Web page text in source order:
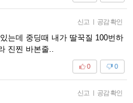
신고 | 공감 확인
는데 중딩때 내가 딸꾹질 100번하
진찐 바본줄..
0
0
신고 | 공감 확인